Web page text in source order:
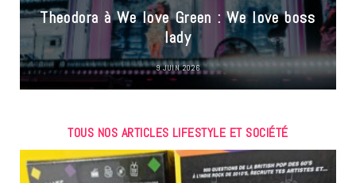
Theodora à We love Green : We love boss
lady
9 JUIN 2026
TOUS NOS ARTICLES LIFESTYLE ET SOCIÉTÉ